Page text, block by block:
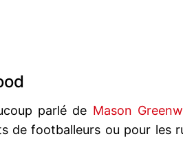
parlé de Mason
de footballeurs ou pour les